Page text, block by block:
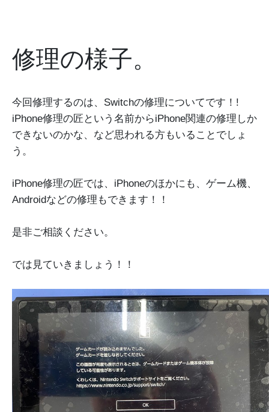
修理の様子。
今回修理するのは、Switchの修理についてです！!
iPhone修理の匠という名前からiPhone関連の修理しか
できないのかな、など思われる方もいることでしょ
う。
iPhone修理の匠では、iPhoneのほかにも、ゲーム機、
Androidなどの修理もできます！！
是非ご相談ください。
では見ていきましょう！！